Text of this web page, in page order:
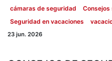
cámaras de seguridad
Seguridad en vacaciones
23 jun. 2026